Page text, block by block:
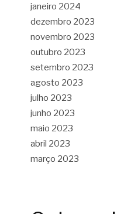
janeiro 2024
dezembro 2023
novembro 2023
outubro 2023
setembro 2023
agosto 2023
julho 2023
junho 2023
maio 2023
abril 2023
março 2023